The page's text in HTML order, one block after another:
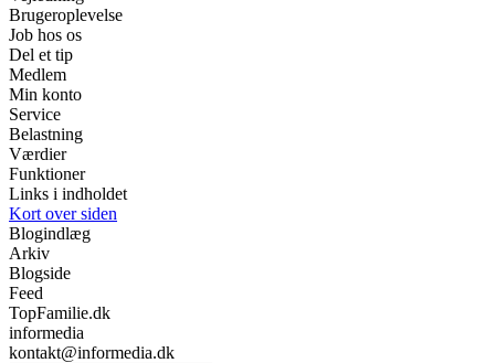
Brugeroplevelse
Job hos os
Del et tip
Medlem
Min konto
Service
Belastning
Værdier
Funktioner
Links i indholdet
Kort over siden
Blogindlæg
Arkiv
Blogside
Feed
TopFamilie.dk
informedia
kontakt@informedia.dk